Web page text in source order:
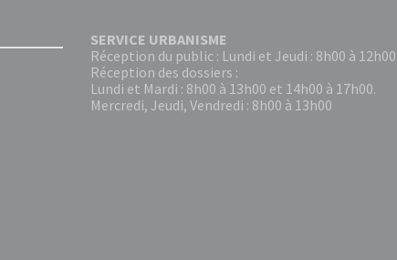
SERVICE URBANISME
Réception du public : Lundi et Jeudi : 8h00 à 12h00
Réception des dossiers :
Lundi et Mardi : 8h00 à 13h00 et 14h00 à 17h00.
Mercredi, Jeudi, Vendredi : 8h00 à 13h00